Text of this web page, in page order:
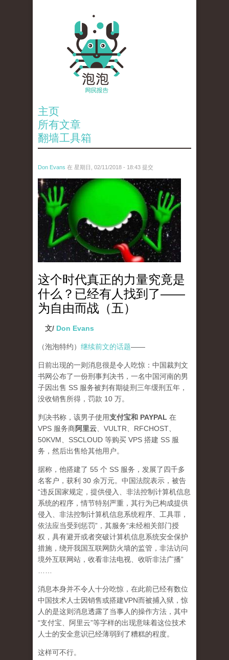
主页
所有文章
翻墙工具箱
Don Evans 在 星期日, 02/11/2018 - 18:43 提交
wechatimg1429.jpeg
这个时代真正的力量究竟是
什么？已经有人找到了——
为自由而战（五）
文/ Don Evans
（泡泡特约） 继续前文的话题——
日前出现的一则消息很是令人吃惊：中国裁判文
书网公布了一份刑事判决书，一名中国河南的男
子因出售 SS 服务被判有期徒刑三年缓刑五年，
没收销售所得，罚款 10 万。
判决书称，该男子使用支付宝和 PAYPAL 在
VPS 服务商阿里云 、VULTR、RFCHOST、
50KVM、SSCLOUD 等购买 VPS 搭建 SS 服
务，然后出售给其他用户。
据称，他搭建了 55 个 SS 服务，发展了四千多
名客户，获利 30 余万元。中国法院表示，被告
“违反国家规定，提供侵入、非法控制计算机信息
系统的程序，情节特别严重，其行为已构成提供
侵入、非法控制计算机信息系统程序、工具罪，
依法应当受到惩罚”，其服务“未经相关部门授
权，具有避开或者突破计算机信息系统安全保护
措施，绕开我国互联网防火墙的监管，非法访问
境外互联网站，收看非法电视、收听非法广播”
消息本身并不令人十分吃惊，在此前已经有数位
中国技术人士因销售或搭建VPN而被捕入狱，惊
人的是这则消息透露了当事人的操作方法，其中
“支付宝、阿里云”等字样的出现意味着这位技术
人士的安全意识已经薄弱到了糟糕的程度。
这样可不行。